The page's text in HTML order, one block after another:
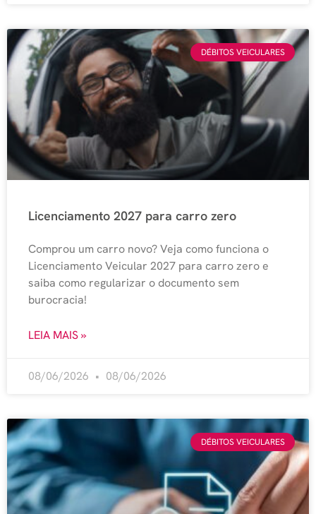
DÉBITOS VEICULARES
Licenciamento 2027 para carro zero
Comprou um carro novo? Veja como funciona o
Licenciamento Veicular 2027 para carro zero e
saiba como regularizar o documento sem
burocracia!
LEIA MAIS »
08/06/2026 08/06/2026
DÉBITOS VEICULARES